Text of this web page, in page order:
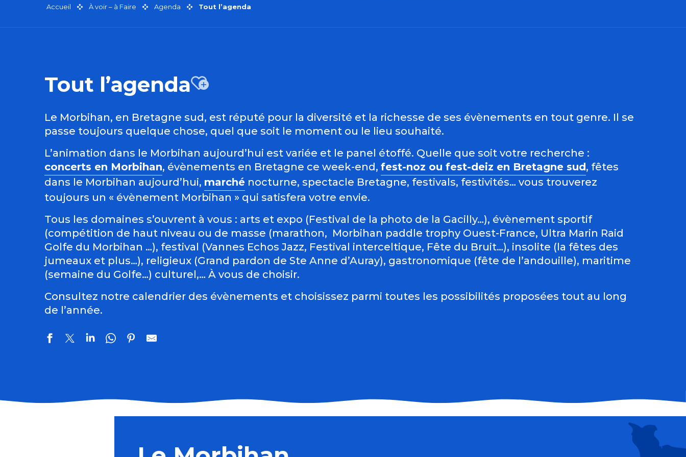
Accueil À voir – à Faire Agenda Tout l’agenda
Tout l’agendaAjouter aux favoris
Le Morbihan, en Bretagne sud, est réputé pour la diversité et la richesse de ses évènements en tout genre. Il se
passe toujours quelque chose, quel que soit le moment ou le lieu souhaité.
L’animation dans le Morbihan aujourd’hui est variée et le panel étoffé. Quelle que soit votre recherche :
concerts en Morbihan, évènements en Bretagne ce week-end, fest-noz ou fest-deiz en Bretagne sud, fêtes
dans le Morbihan aujourd’hui, marché nocturne, spectacle Bretagne, festivals, festivités… vous trouverez
toujours un « évènement Morbihan » qui satisfera votre envie.
Tous les domaines s’ouvrent à vous : arts et expo (Festival de la photo de la Gacilly…), évènement sportif
(compétition de haut niveau ou de masse (marathon, Morbihan paddle trophy Ouest-France, Ultra Marin Raid
Golfe du Morbihan …), festival (Vannes Echos Jazz, Festival interceltique, Fête du Bruit…), insolite (la fêtes des
jumeaux et plus…), religieux (Grand pardon de Ste Anne d’Auray), gastronomique (fête de l’andouille), maritime
(semaine du Golfe…) culturel,… À vous de choisir.
Consultez notre calendrier des évènements et choisissez parmi toutes les possibilités proposées tout au long
de l’année.
Sortie nature : une soirée sur la lande